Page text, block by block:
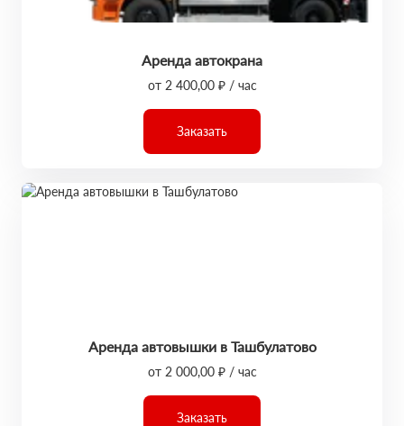
Аренда автокрана
от 2 400,00 ₽ / час
Заказать
Аренда автовышки в Ташбулатово
от 2 000,00 ₽ / час
Заказать